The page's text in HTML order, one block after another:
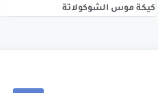
كيكة موس الشوكولاتة